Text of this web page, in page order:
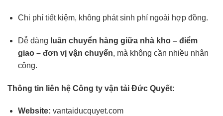
Chi phí tiết kiệm, không phát sinh phí ngoài hợp đồng.
Dễ dàng luân chuyển hàng giữa nhà kho – điểm
giao – đơn vị vận chuyển, mà không cần nhiều nhân
công.
Thông tin liên hệ Công ty vận tải Đức Quyết:
Website: vantaiducquyet.com